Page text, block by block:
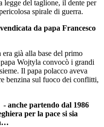
legge del taglione, il dente per
spirale di guerra.
da papa Francesco
già alla base del primo
Wojtyla convocò i grandi
Il papa polacco aveva
benzina sul fuoco dei conflitti,
anche partendo dal 1986
per la pace si sia